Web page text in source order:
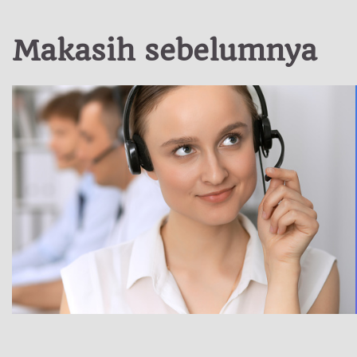
Makasih sebelumnya